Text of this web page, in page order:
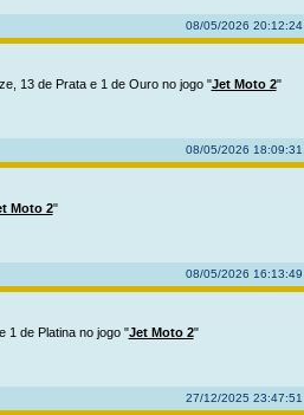
08/05/2026 20:12:24
13 de Prata e 1 de Ouro no jogo "Jet Moto 2"
08/05/2026 18:09:31
Moto 2"
08/05/2026 16:13:49
1 de Platina no jogo "Jet Moto 2"
27/12/2025 23:47:51